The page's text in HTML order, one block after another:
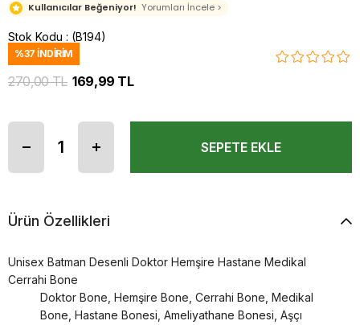
Kullanıcılar Beğeniyor! Yorumları İncele >
Stok Kodu (B194)
%37 İNDIRIM
270,00 TL 169,99 TL
Ürün Özellikleri
Unisex Batman Desenli Doktor Hemşire Hastane Medikal
Cerrahi Bone
Doktor Bone, Hemşire Bone, Cerrahi Bone, Medikal
Bone, Hastane Bonesi, Ameliyathane Bonesi, Aşçı